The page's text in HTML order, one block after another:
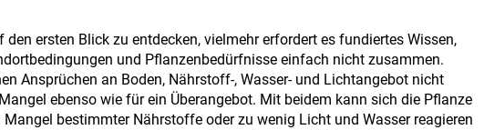
ersten Blick zu entdecken, vielmehr erfordert es fundiertes Wissen,
und Pflanzenbedürfnisse einfach nicht zusammen.
Ansprüchen an Boden, Nährstoff-, Wasser- und Lichtangebot nicht
ebenso wie für ein Überangebot. Mit beidem kann sich die Pflanze
bestimmter Nährstoffe oder zu wenig Licht und Wasser reagieren